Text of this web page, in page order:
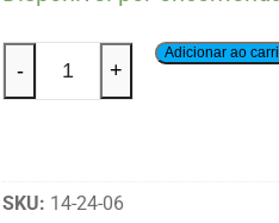
- +
Adicionar ao
SKU: 14-24-06